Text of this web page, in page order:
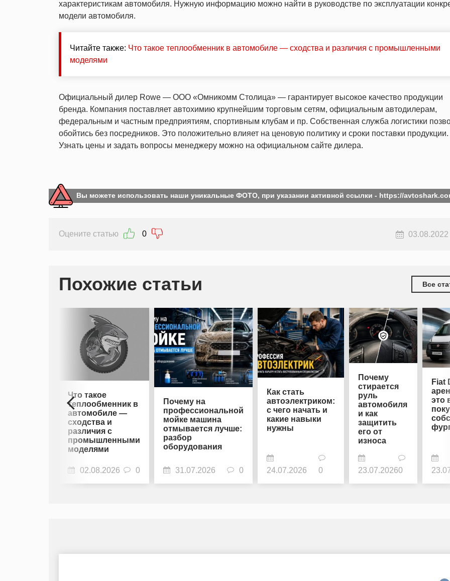
характеристикам автомобиля. Нужную информацию можно найти в руководстве по эксплуатации
модели автомобиля.
Читайте также: Что такое теплообменник в автомобиле — сходства и различия с промышленными
моделями
Официальный дилер Rowe — ООО «Омникомм Столица» — гарантирует высокое качество продукции
бренда. Компания поставляет автохимию крупнейшим торговым сетям, официальным автодилерам,
федеральным и частным предприятиям, спортивным клубам и пр. Собственная служба логистики
обойтись без посредников. Это положительно влияет на ценовую политику и сроки поставки продукции.
Узнать цены и задать вопросы менеджеру можно на официальном сайте дилера.
Вы можете использовать наши уникальные ФОТО, при указании активной ссылки - https://
Оцените статью 0 03.08.2022
Похожие статьи Все
Что такое
теплообменник в
автомобиле —
сходства и
различия с
промышленными
моделями
02.08.2026 0
Почему на
профессиональной
мойке машина
отмывается лучше:
разбор
оборудования
31.07.2026 0
Как стать
автоэлектриком:
с чего начать и
какие навыки
нужны
24.07.2026 0
Почему
стирается
руль
автомобиля
и как
защитить
его от
износа
23.07.20260
Fiat
это